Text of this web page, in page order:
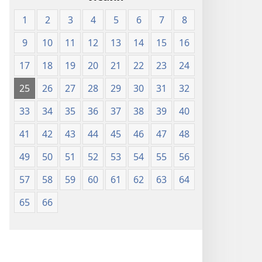
1 2 3 4 5 6 7
8
9
10 11 12 13 14 15
16
17
18 19 20 21 22 23
24
25
26 27 28 29 30 31
32
33
34 35 36 37 38 39
40
41
42 43 44 45 46 47
48
49
50 51 52 53 54 55
56
57
58 59 60 61 62 63
64
65
66